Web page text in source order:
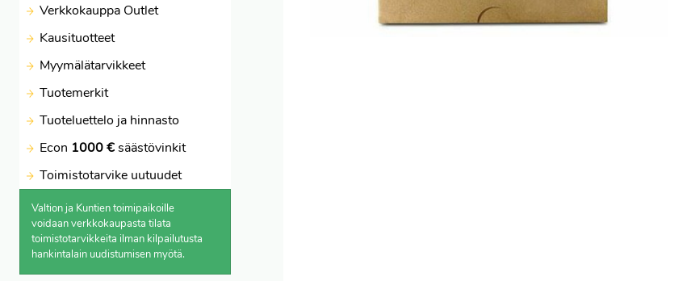
Verkkokauppa Outlet
Kausituotteet
Myymälätarvikkeet
Tuotemerkit
Tuoteluettelo ja hinnasto
Econ 1000 €säästövinkit
Toimistotarvike uutuudet
Valtion ja Kuntien toimipaikoille
voidaan verkkokaupasta tilata
toimistotarvikkeita ilman kilpailutusta
hankintalain uudistumisen myötä.